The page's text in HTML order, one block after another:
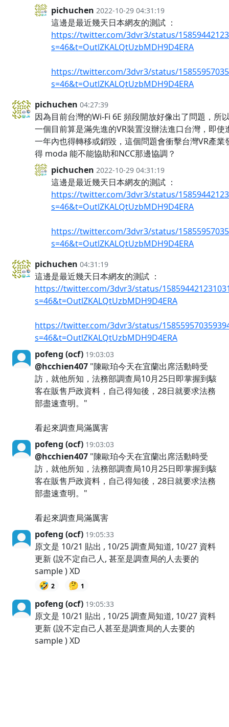
pichuchen 2022-10-29 04:31:19
這邊是最近幾天日本網友的測試 ：
https://twitter.com/3dvr3/status/
s=46&t=OutlZKALQtUzbMDH9D4ERA
https://twitter.com/3dvr3/status/
s=46&t=OutlZKALQtUzbMDH9D4ERA
pichuchen 04:27:39
因為目前台灣的Wi-Fi 6E 頻段開放好像出了問題，所
一個目前算是滿先進的VR裝置沒辦法進口台灣，即使
一年內也得轉移或銷毀，這個問題會衝擊台灣VR產業
得 moda 能不能協助和NCC那邊協調？
pichuchen 2022-10-29 04:31:19
這邊是最近幾天日本網友的測試 ：
https://twitter.com/3dvr3/status/
s=46&t=OutlZKALQtUzbMDH9D4ERA
https://twitter.com/3dvr3/status/
s=46&t=OutlZKALQtUzbMDH9D4ERA
pichuchen 04:31:19
這邊是最近幾天日本網友的測試 ：
https://twitter.com/3dvr3/status/
s=46&t=OutlZKALQtUzbMDH9D4ERA
https://twitter.com/3dvr3/status/
s=46&t=OutlZKALQtUzbMDH9D4ERA
pofeng (ocf) 19:03:03
@hcchien407 "陳歐珀今天在宜蘭出席活動時受
訪，就他所知，法務部調查局10月25日即掌握到駭
客在販售戶政資料，自己得知後，28日就要求法務
部盡速查明。"
看起來調查局滿厲害
pofeng (ocf) 19:03:03
@hcchien407 "陳歐珀今天在宜蘭出席活動時受
訪，就他所知，法務部調查局10月25日即掌握到駭
客在販售戶政資料，自己得知後，28日就要求法務
部盡速查明。"
看起來調查局滿厲害
pofeng (ocf) 19:05:33
原文是 10/21 貼出 , 10/25 調查局知道, 10/27 資料
更新 (說不定自己人, 甚至是調查局的人去要的
sample ) XD
🤣 2 🤔 1
pofeng (ocf) 19:05:33
原文是 10/21 貼出 , 10/25 調查局知道, 10/27 資料
更新 (說不定自己人甚至是調查局的人去要的
sample ) XD